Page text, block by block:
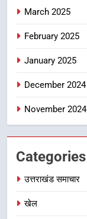
March 2025
February 2025
January 2025
December 2024
November 2024
Categories
उत्तराखंड समाचार
खेल